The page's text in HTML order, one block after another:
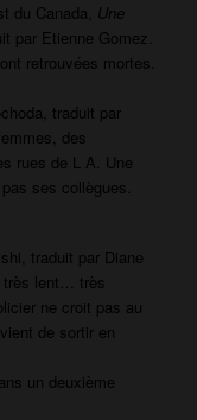
du Canada, Une
par Etienne Gomez.
retrouvées mortes.
traduit par
des
rues de L A. Une
ses collègues.
traduit par Diane
très lent… très
ne croit pas au
vient de sortir en
un deuxième